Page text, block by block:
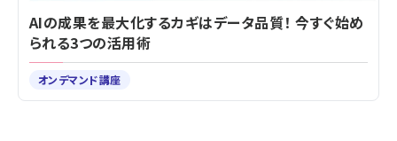
AIの成果を最大化するカギはデータ品質！ 今すぐ始め
られる3つの活用術
オンデマンド講座